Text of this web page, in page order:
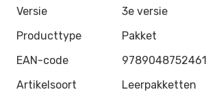
Versie
3e versie
Producttype
Pakket
EAN-code
9789048752461
Artikelsoort
Leerpakketten